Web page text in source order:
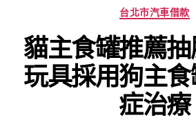
分
類
台北市汽車借款
貓主食罐推薦
玩具採用狗主
症治療